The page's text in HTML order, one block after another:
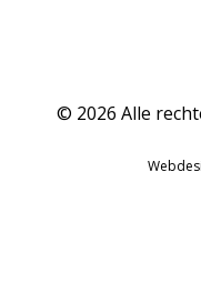
© 2026 Alle